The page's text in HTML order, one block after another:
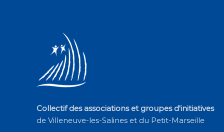
Collectif des associations et groupes d'initiatives
de Villeneuve-les-Salines et du Petit-Marseille